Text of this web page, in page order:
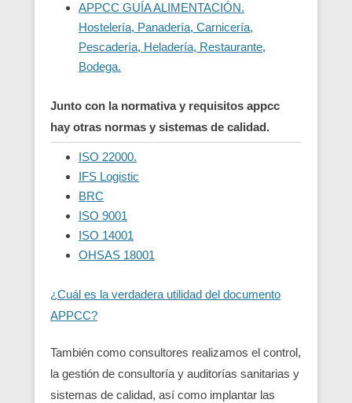
APPCC GUÍA ALIMENTACIÓN.
Hostelería, Panadería, Carnicería,
Pescadería, Heladería, Restaurante,
Bodega.
Junto con la normativa y requisitos appcc
hay otras normas y sistemas de calidad.
ISO 22000.
IFS Logistic
BRC
ISO 9001
ISO 14001
OHSAS 18001
¿Cuál es la verdadera utilidad del documento
APPCC?
También como consultores realizamos el control,
la gestión de consultoría y auditorías sanitarias y
sistemas de calidad, así como implantar las